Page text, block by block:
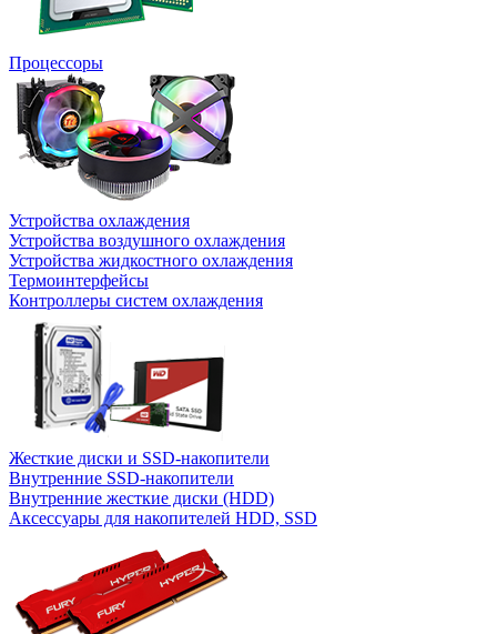
Процессоры
Устройства охлаждения
Устройства воздушного охлаждения
Устройства жидкостного охлаждения
Термоинтерфейсы
Контроллеры систем охлаждения
Жесткие диски и SSD-накопители
Внутренние SSD-накопители
Внутренние жесткие диски (HDD)
Аксессуары для накопителей HDD, SSD